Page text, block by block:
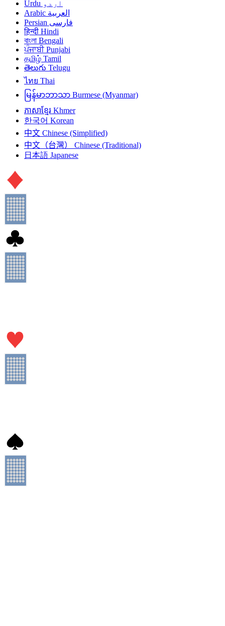
اردو Urdu
العربية Arabic
فارسی Persian
हिन्दी Hindi
বাংলা Bengali
ਪੰਜਾਬੀ Punjabi
தமிழ் Tamil
తెలుగు Telugu
ไทย Thai
မြန်မာဘာသာ Burmese (Myanmar)
ភាសាខ្មែរ Khmer
한국어 Korean
中文 Chinese (Simplified)
中文（台灣）
Chinese (Traditional)
日本語 Japanese